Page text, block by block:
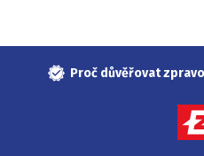
Proč důvěřovat